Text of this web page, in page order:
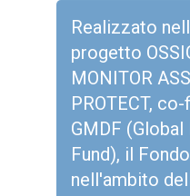
Realizzato
progetto
MONITOR
PROTECT,
GMDF
Fund), il
nell'ambito